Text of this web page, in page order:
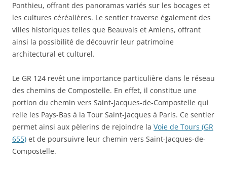
Ponthieu, offrant des panoramas variés sur les bocages et
les cultures céréalières. Le sentier traverse également des
villes historiques telles que Beauvais et Amiens, offrant
ainsi la possibilité de découvrir leur patrimoine
architectural et culturel.
Le GR 124 revêt une importance particulière dans le réseau
des chemins de Compostelle. En effet, il constitue une
portion du chemin vers Saint-Jacques-de-Compostelle qui
relie les Pays-Bas à la Tour Saint-Jacques à Paris. Ce sentier
permet ainsi aux pèlerins de rejoindre la Voie de Tours (GR
655) et de poursuivre leur chemin vers Saint-Jacques-de-
Compostelle.